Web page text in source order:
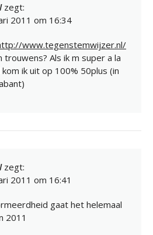
zegt:
2011 om 16:34
www.tegenstemwijzer.nl/
trouwens? Als ik m super a la
kom ik uit op 100% 50plus (in
zegt:
2011 om 16:41
gaat het helemaal
2011